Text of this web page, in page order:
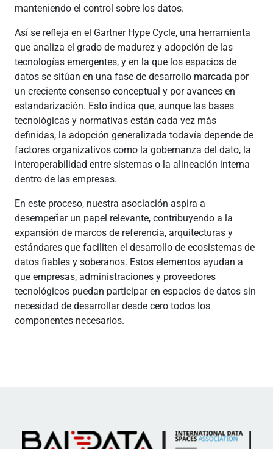
manteniendo el control sobre los datos.
Así se refleja en el Gartner Hype Cycle, una herramienta
que analiza el grado de madurez y adopción de las
tecnologías emergentes, y en la que los espacios de
datos se sitúan en una fase de desarrollo marcada por
un creciente consenso conceptual y por avances en
estandarización. Esto indica que, aunque las bases
tecnológicas y normativas están cada vez más
definidas, la adopción generalizada todavía depende de
factores organizativos como la gobernanza del dato, la
interoperabilidad entre sistemas o la alineación interna
dentro de las empresas.
En este proceso, nuestra asociación aspira a
desempeñar un papel relevante, contribuyendo a la
expansión de marcos de referencia, arquitecturas y
estándares que faciliten el desarrollo de ecosistemas de
datos fiables y soberanos. Estos elementos ayudan a
que empresas, administraciones y proveedores
tecnológicos puedan participar en espacios de datos sin
necesidad de desarrollar desde cero todos los
componentes necesarios.